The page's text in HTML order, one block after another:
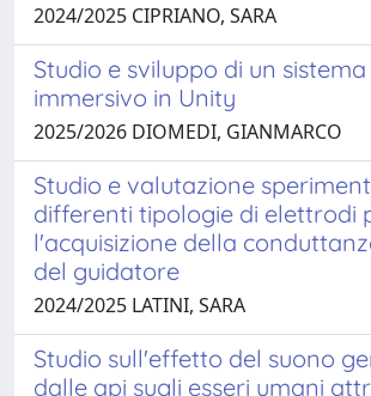
2024/2025 CIPRIANO, SARA
Studio e sviluppo di un
immersivo in Unity
2025/2026 DIOMEDI, GIANMARCO
Studio e valutazione
differenti tipologie di elettrodi
l'acquisizione della
del guidatore
2024/2025 LATINI, SARA
Studio sull'effetto del suono
dalle api sugli esseri umani